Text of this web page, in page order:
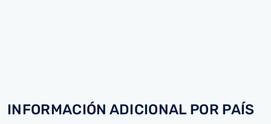
INFORMACIÓN ADICIONAL POR PAÍS